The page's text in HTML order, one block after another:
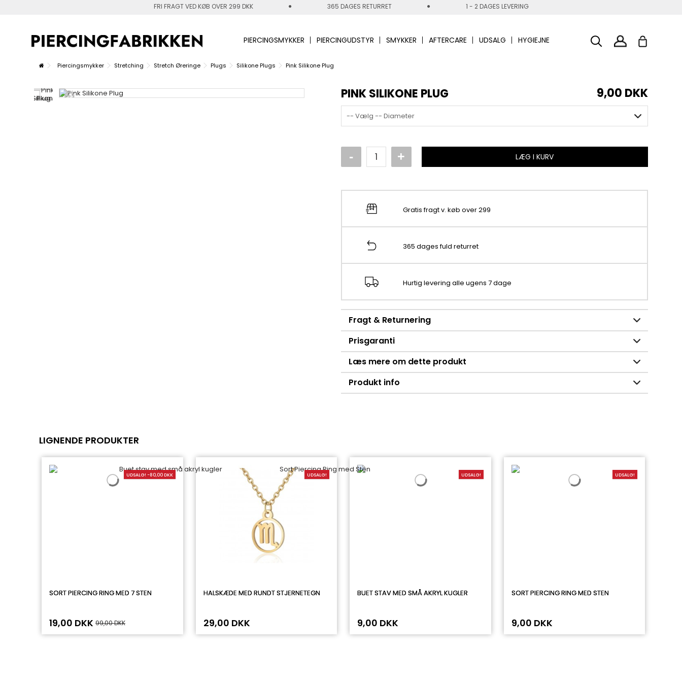
FRI FRAGT VED KØB OVER 299 DKK 365 DAGES RETURRET 1 - 2 DAGES LEVERING
PIERCINGSMYKKER PIERCINGUDSTYR SMYKKER AFTERCARE UDSALG HYGIEJNE
Piercingsmykker Stretching Stretch Øreringe Plugs Silikone Plugs Pink Silikone Plug
PINK SILIKONE PLUG 9,00 DKK
-- Vælg -- Diameter
LÆG I KURV
Gratis fragt v. køb over 299
365 dages fuld returret
Hurtig levering alle ugens 7 dage
Fragt & Returnering
Prisgaranti
Læs mere om dette produkt
Produkt info
LIGNENDE PRODUKTER
UDSALG! -80,00 DKK
SORT PIERCING RING MED 7 STEN
19,00 DKK 99,00 DKK
UDSALG!
HALSKÆDE MED RUNDT STJERNETEGN
29,00 DKK
UDSALG!
BUET STAV MED SMÅ AKRYL KUGLER
9,00 DKK
UDSALG!
SORT PIERCING RING MED STEN
9,00 DKK